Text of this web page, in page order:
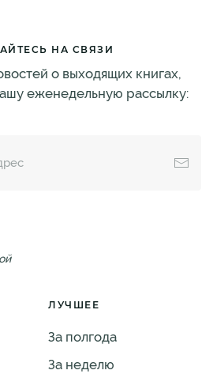
НА СВЯЗИ
о выходящих книгах,
еженедельную рассылку:
ЛУЧШЕЕ
За полгода
За неделю